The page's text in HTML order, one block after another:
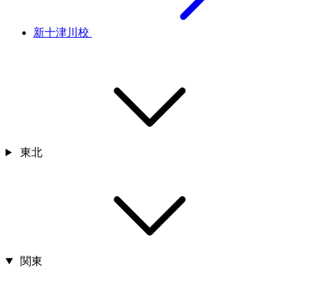
新十津川校
東北
関東